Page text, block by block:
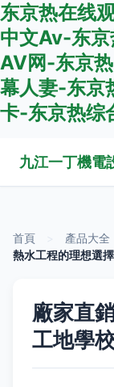
东京热在线
中文Av-东
AV网-东京
幕人妻-东京
卡-东京热综
首頁 產品大全
熱水工程的理想選擇
廠家直
工地學